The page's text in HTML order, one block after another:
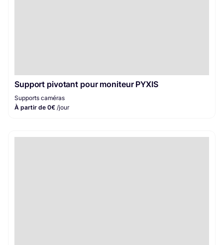
Support pivotant pour moniteur PYXIS
Supports caméras
À partir de 0€ /jour